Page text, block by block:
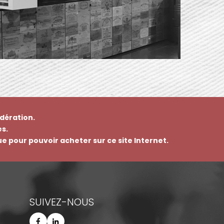
pour pouvoir acheter sur ce site Internet.
SUIVEZ-NOUS